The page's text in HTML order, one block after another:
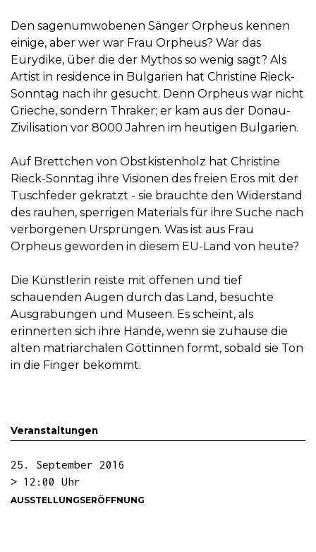
Den sagenumwobenen Sänger Orpheus kennen
einige, aber wer war Frau Orpheus? War das
Eurydike, über die der Mythos so wenig sagt? Als
Artist in residence in Bulgarien hat Christine Rieck-
Sonntag nach ihr gesucht. Denn Orpheus war nicht
Grieche, sondern Thraker; er kam aus der Donau-
Zivilisation vor 8000 Jahren im heutigen Bulgarien.
Auf Brettchen von Obstkistenholz hat Christine
Rieck-Sonntag ihre Visionen des freien Eros mit der
Tuschfeder gekratzt - sie brauchte den Widerstand
des rauhen, sperrigen Materials für ihre Suche nach
verborgenen Ursprüngen. Was ist aus Frau
Orpheus geworden in diesem EU-Land von heute?
Die Künstlerin reiste mit offenen und tief
schauenden Augen durch das Land, besuchte
Ausgrabungen und Museen. Es scheint, als
erinnerten sich ihre Hände, wenn sie zuhause die
alten matriarchalen Göttinnen formt, sobald sie Ton
in die Finger bekommt.
Veranstaltungen
25. September 2016
> 12:00 Uhr
AUSSTELLUNGSERÖFFNUNG